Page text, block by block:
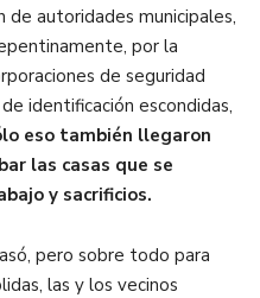
de autoridades municipales,
por la
de seguridad
identificación escondidas,
eso también llegaron
las casas que se
y sacrificios.
pero sobre todo para
las y los vecinos